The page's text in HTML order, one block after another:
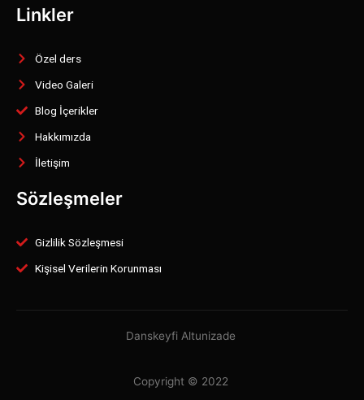
Linkler
Özel ders
Video Galeri
Blog İçerikler
Hakkımızda
İletişim
Sözleşmeler
Gizlilik Sözleşmesi
Kişisel Verilerin Korunması
Danskeyfi Altunizade
Copyright © 2022